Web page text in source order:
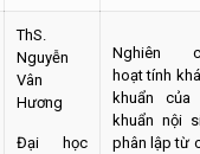
ThS.
Nguyễn
Vân
Hương
Đại học
Nghiên
hoạt tính
khuẩn của
khuẩn nội
phân lập từ